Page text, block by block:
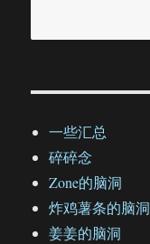
一些汇总
碎碎念
Zone的脑洞
炸鸡薯条的脑洞
姜姜的脑洞